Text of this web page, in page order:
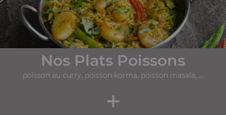
Nos Plats Poissons
poisson au curry, poisson korma, poisson masala, ...
+